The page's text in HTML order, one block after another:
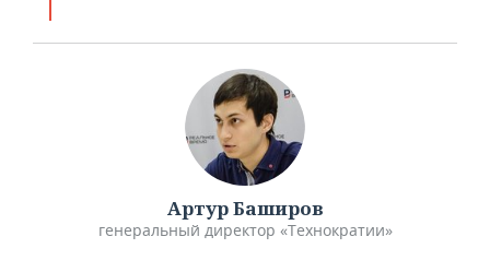
Артур Баширов
генеральный директор «Технократии»